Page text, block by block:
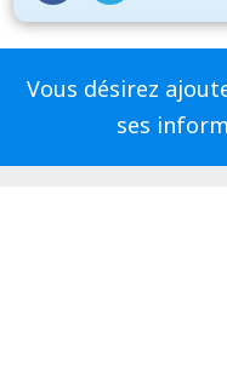
Vous désirez
ses